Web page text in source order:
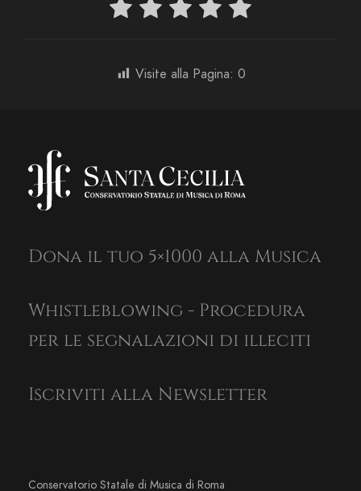
Visite alla Pagina: 0
Dona il tuo 5×1000 alla Musica
Whistleblowing - Procedura
per le segnalazioni di illeciti
Iscriviti alla Newsletter
Conservatorio Statale di Musica di Roma